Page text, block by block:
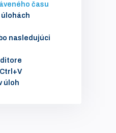
času
úlohách
nasledujúci
úloh